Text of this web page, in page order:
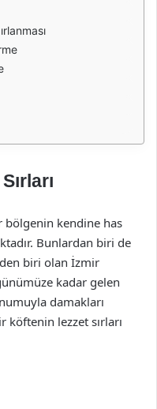
bölgenin kendine has
Bunlardan biri de
biri olan İzmir
kadar gelen
damakları
lezzet sırları